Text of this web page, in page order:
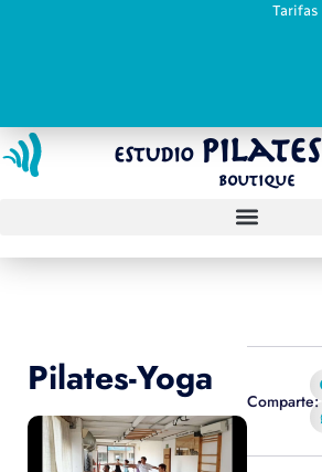
Tarifas
Estudio Pilates
Boutique
Pilates-Yoga
Comparte: